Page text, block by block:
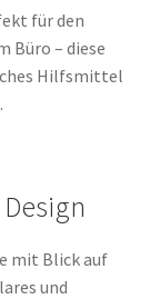
für den
Büro – diese
Hilfsmittel
mit Blick auf
und